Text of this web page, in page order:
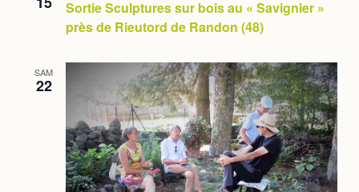
Sortie Sculptures sur bois au « Savignier »
près de Rieutord de Randon (48)
SAM
22